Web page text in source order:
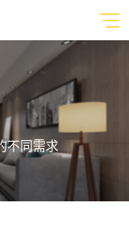
不同需求